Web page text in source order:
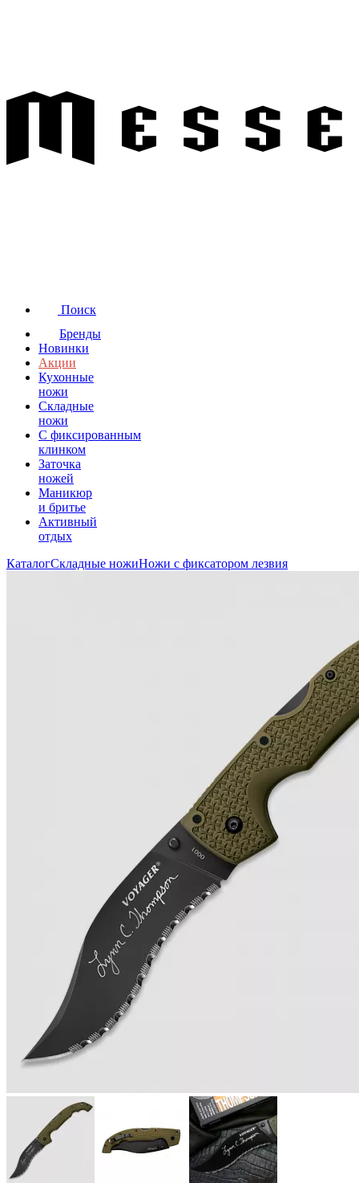
Поиск
Бренды
Новинки
Акции
Кухонные
ножи
Складные
ножи
C фиксированным
клинком
Заточка
ножей
Маникюр
и бритье
Активный
отдых
КаталогСкладные ножиНожи с фиксатором лезвия